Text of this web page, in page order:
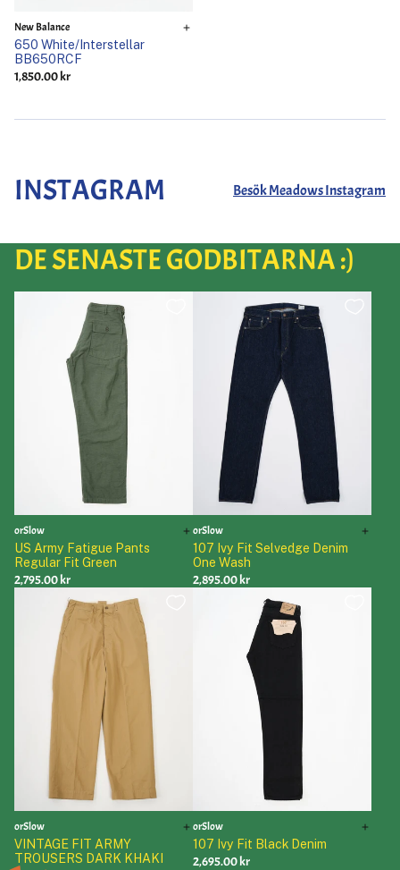
New Balance
650 White/Interstellar
BB650RCF
1,850.00 kr
INSTAGRAM Besök Meadows Instagram
DE SENASTE GODBITARNA :)
orSlow
US Army Fatigue Pants
Regular Fit Green
2,795.00 kr
orSlow
107 Ivy Fit Selvedge Denim
One Wash
2,895.00 kr
orSlow
VINTAGE FIT ARMY
TROUSERS DARK KHAKI
orSlow
107 Ivy Fit Black Denim
2,695.00 kr